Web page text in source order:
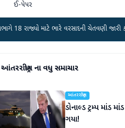
ઈ-પેપર
ભારે વરસાદની ચેતવણી જારી કરી ●
આંતરરાષ્ટ્રીયના વધુ સમાચાર
આંતરરાષ્ટ્રીય
ડોનાલ્ડ ટ્રમ્પ માંડ
ગયા!